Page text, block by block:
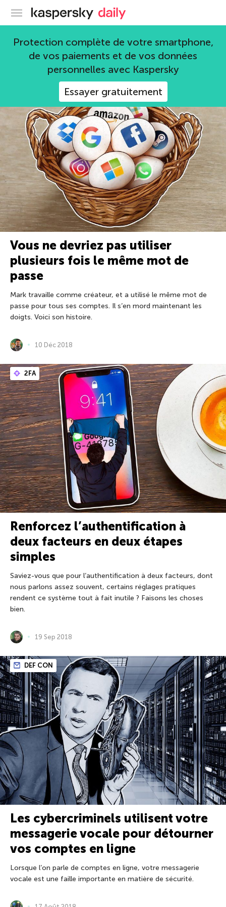
Blog officiel de Kaspersky
Protection complète de votre smartphone,
de vos paiements et de vos données
personnelles avec Kaspersky
Essayer gratuitement
2FA
47 articles
mots de passe
Vous ne devriez pas utiliser
plusieurs fois le même mot de
passe
Mark travaille comme créateur, et a utilisé le même mot de
passe pour tous ses comptes. Il s’en mord maintenant les
doigts. Voici son histoire.
10 Déc 2018
2FA
Renforcez l’authentification à
deux facteurs en deux étapes
simples
Saviez-vous que pour l’authentification à deux facteurs, dont
nous parlons assez souvent, certains réglages pratiques
rendent ce système tout à fait inutile ? Faisons les choses
bien.
19 Sep 2018
DEF CON
Les cybercriminels utilisent votre
messagerie vocale pour détourner
vos comptes en ligne
Lorsque l’on parle de comptes en ligne, votre messagerie
vocale est une faille importante en matière de sécurité.